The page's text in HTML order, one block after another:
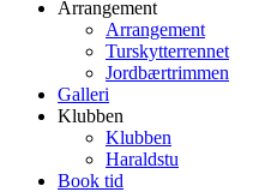
Arrangement
Arrangement
Turskytterrennet
Jordbærtrimmen
Galleri
Klubben
Klubben
Haraldstu
Book tid